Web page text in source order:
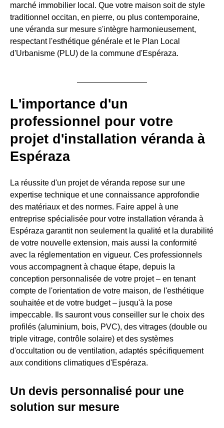
marché immobilier local. Que votre maison soit de style
traditionnel occitan, en pierre, ou plus contemporaine,
une véranda sur mesure s'intègre harmonieusement,
respectant l'esthétique générale et le Plan Local
d'Urbanisme (PLU) de la commune d'Espéraza.
L'importance d'un
professionnel pour votre
projet d'installation véranda à
Espéraza
La réussite d'un projet de véranda repose sur une
expertise technique et une connaissance approfondie
des matériaux et des normes. Faire appel à une
entreprise spécialisée pour votre installation véranda à
Espéraza garantit non seulement la qualité et la durabilité
de votre nouvelle extension, mais aussi la conformité
avec la réglementation en vigueur. Ces professionnels
vous accompagnent à chaque étape, depuis la
conception personnalisée de votre projet – en tenant
compte de l'orientation de votre maison, de l'esthétique
souhaitée et de votre budget – jusqu'à la pose
impeccable. Ils sauront vous conseiller sur le choix des
profilés (aluminium, bois, PVC), des vitrages (double ou
triple vitrage, contrôle solaire) et des systèmes
d'occultation ou de ventilation, adaptés spécifiquement
aux conditions climatiques d'Espéraza.
Un devis personnalisé pour une
solution sur mesure